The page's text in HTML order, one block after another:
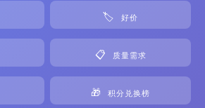
🏷️ 好价
📋 质量需求
🎁 积分兑换榜